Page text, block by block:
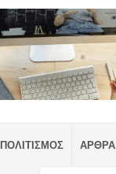
ΠΟΛΙΤΙΣΜΟΣ ΑΡΘΡΑ